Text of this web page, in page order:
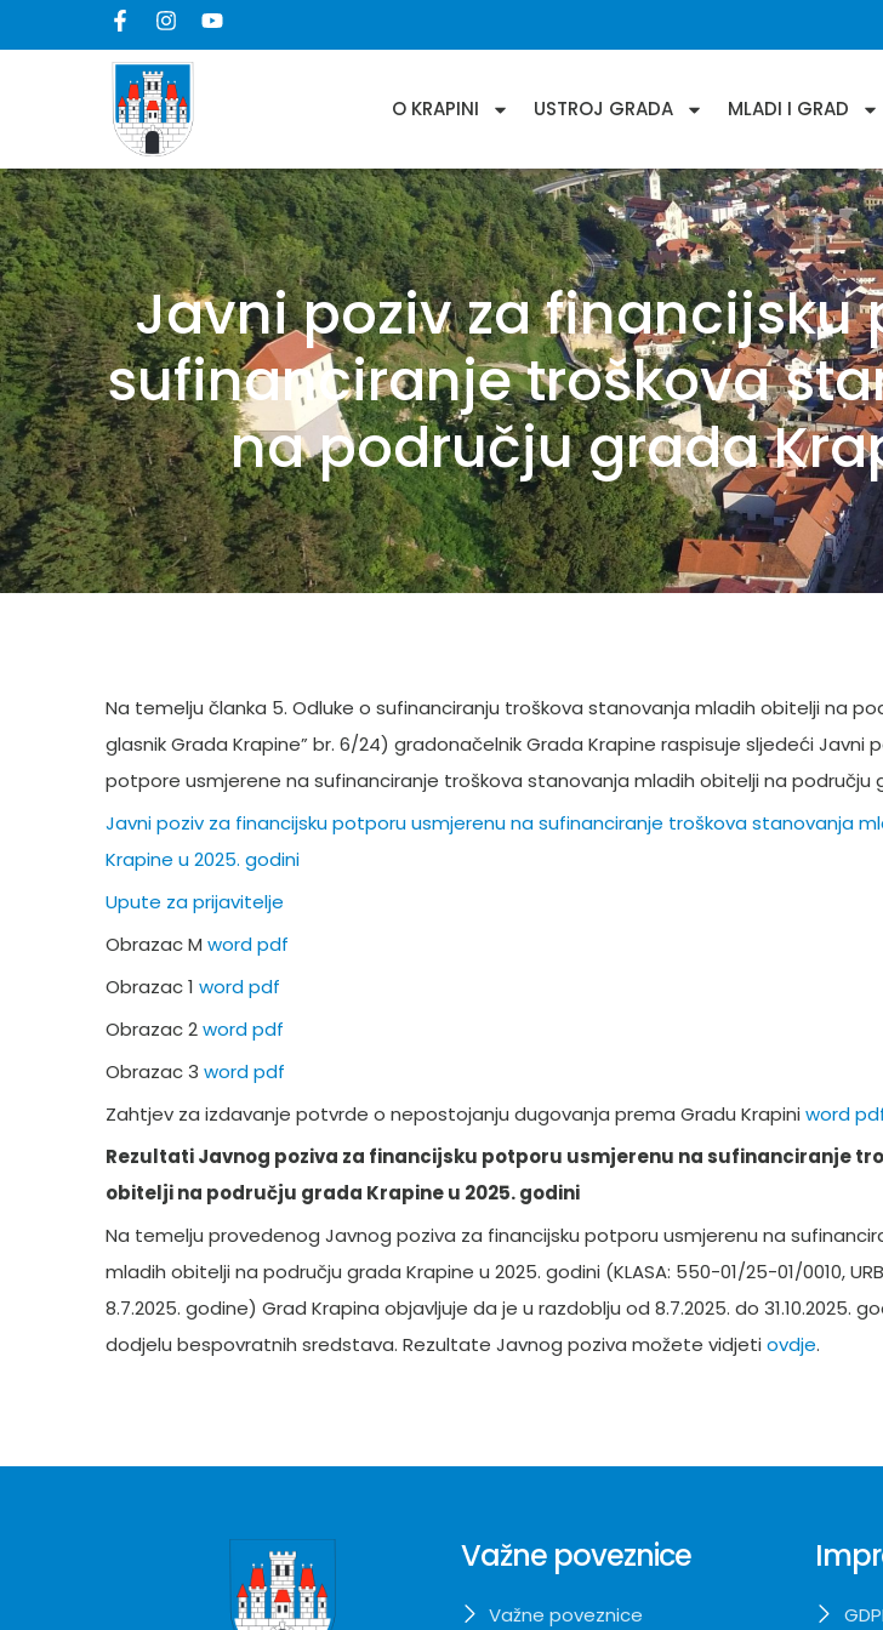
O KRAPINI USTROJ GRADA MLADI I GRAD
Javni poziv za
sufinanciranje troškova
na području grada
Na temelju članka 5. Odluke o sufinanciranju troškova stanovanja mladih obitelji na
glasnik Grada Krapine” br. 6/24) gradonačelnik Grada Krapine raspisuje sljedeći Javni
potpore usmjerene na sufinanciranje troškova stanovanja mladih obitelji na području
Javni poziv za financijsku potporu usmjerenu na sufinanciranje troškova stanovanja
Krapine u 2025. godini
Upute za prijavitelje
Obrazac M wordpdf
Obrazac 1 wordpdf
Obrazac 2wordpdf
Obrazac 3 wordpdf
Zahtjev za izdavanje potvrde o nepostojanju dugovanja prema Gradu Krapini word
Rezultati Javnog poziva za financijsku potporu usmjerenu na sufinanciranje
obitelji na području grada Krapine u 2025. godini
Na temelju provedenog Javnog poziva za financijsku potporu usmjerenu na
mladih obitelji na području grada Krapine u 2025. godini (KLASA: 550-01/25-01/0010,
8.7.2025. godine) Grad Krapina objavljuje da je u razdoblju od 8.7.2025. do 31.10.2025.
dodjelu bespovratnih sredstava. Rezultate Javnog poziva možete vidjeti ovdje.
Važne poveznice
Važne poveznice